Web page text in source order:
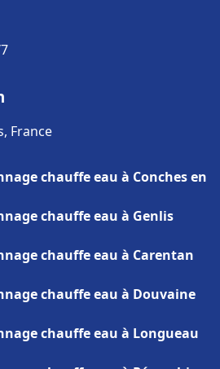
France
chauffe eau à Conches en
chauffe eau à Genlis
chauffe eau à Carentan
chauffe eau à Douvaine
chauffe eau à Longueau